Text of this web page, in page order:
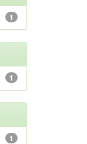
1
1
1